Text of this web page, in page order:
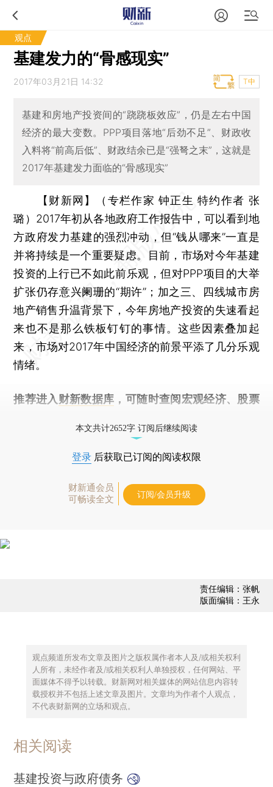
观点
基建发力的“骨感现实”
2017年03月21日 14:32 T中
基建和房地产投资间的“跷跷板效应”，仍是左右中国
经济的最大变数。PPP项目落地“后劲不足”、财政收
入料将“前高后低”、财政结余已是“强弩之末”，这就是
2017年基建发力面临的“骨感现实”
【财新网】（专栏作家 钟正生 特约作者 张
璐） 2017年初从各地政府工作报告中，可以看到地
方政府发力基建的强烈冲动，但“钱从哪来”一直是
并将持续是一个重要疑虑。目前，市场对今年基建
投资的上行已不如此前乐观，但对PPP项目的大举
扩张仍存意兴阑珊的“期许”；加之三、四线城市房
地产销售升温背景下，今年房地产投资的失速看起
来也不是那么铁板钉钉的事情。这些因素叠加起
来，市场对2017年中国经济的前景平添了几分乐观
情绪。
推荐进入 财新数据库 ，可随时查阅宏观经济、股票
本文共计2652字 订阅后继续阅读
登录 后获取已订阅的阅读权限
财新通会员
可畅读全文
订阅/会员升级
责任编辑：张帆
版面编辑：王永
观点频道所发布文章及图片之版权属作者本人及/或相关权利
人所有，未经作者及/或相关权利人单独授权，任何网站、平
面媒体不得予以转载。财新网对相关媒体的网站信息内容转
载授权并不包括上述文章及图片。文章均为作者个人观点，
不代表财新网的立场和观点。
相关阅读
基建投资与政府债务